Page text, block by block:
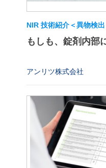
NIR 技術紹介＜異物検出
もしも、錠剤内部
アンリツ株式会社